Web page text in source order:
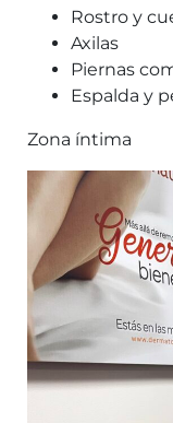
Rostro y
Axilas
Piernas
Espalda y
Zona íntima